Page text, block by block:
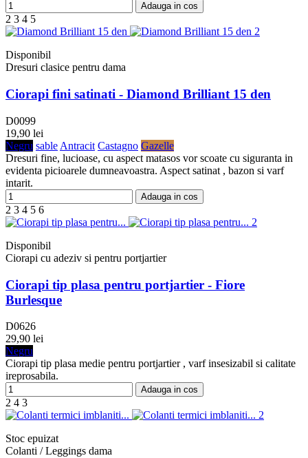
Adauga in cos
2 3 4 5
Disponibil
Dresuri clasice pentru dama
Ciorapi fini satinati - Diamond Brilliant 15 den
D0099
19,90 lei
Negru sable Antracit Castagno Gazelle
Dresuri fine, lucioase, cu aspect matasos vor scoate cu siguranta in
evidenta picioarele dumneavoastra. Aspect satinat , bazon si varf
intarit.
Adauga in cos
2 3 4 5 6
Disponibil
Ciorapi cu adeziv si pentru portjartier
Ciorapi tip plasa pentru portjartier - Fiore
Burlesque
D0626
29,90 lei
Negru
Ciorapi tip plasa medie pentru portjartier , varf insesizabil si calitate
ireprosabila.
Adauga in cos
2 4 3
Stoc epuizat
Colanti / Leggings dama